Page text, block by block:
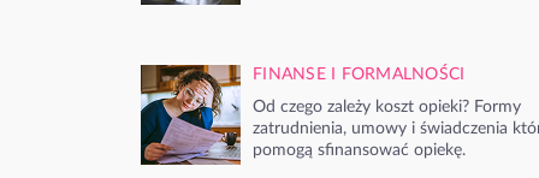
FINANSE I FORMALNOŚCI
Od czego zależy koszt opieki? Formy
zatrudnienia, umowy i świadczenia
pomogą sfinansować opiekę.